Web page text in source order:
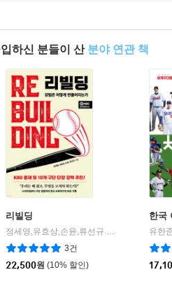
하신 분들이 산 분야 연관 책
리빌딩
정세영,유효상,손윤,류선규 저
페이스메이커
3건
22,500원 (10% 할인)
한국
유한